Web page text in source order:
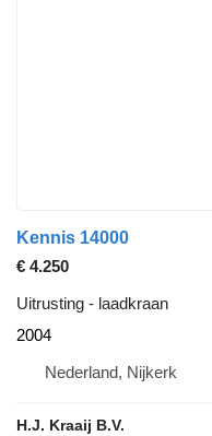
Kennis 14000
€ 4.250
Uitrusting - laadkraan
2004
Nederland, Nijkerk
H.J. Kraaij B.V.